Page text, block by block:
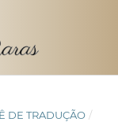
DE TRADUÇÃO /